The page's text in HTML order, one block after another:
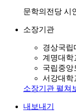
문학의전당 시
소장기관
경상국립
계명대학
국립중앙
서강대학
소장기관 펼쳐
내보내기